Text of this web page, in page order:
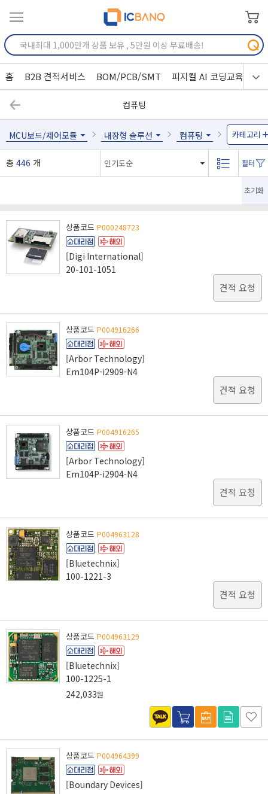
홈 B2B 견적서비스 BOM/PCB/SMT 피지컬 AI 코딩교육
컴퓨팅
MCU보드/제어모듈 내장형 솔루션 컴퓨팅 카테고리
총 446 개
초기화
상품코드 P000248723
[Digi International]
20-101-1051
견적 요청
상품코드 P004916266
[Arbor Technology]
Em104P-i2909-N4
견적 요청
상품코드 P004916265
[Arbor Technology]
Em104P-i2904-N4
견적 요청
상품코드 P004963128
[Bluetechnix]
100-1221-3
견적 요청
상품코드 P004963129
[Bluetechnix]
100-1225-1
242,033원
상품코드 P004964399
[Boundary Devices]